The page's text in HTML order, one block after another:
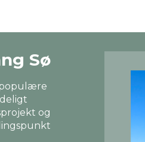
Sø
populære
og